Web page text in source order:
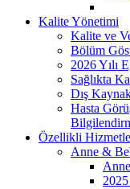
Kalite Yönetimi
Kalite ve
Bölüm
2026 Yılı
Sağlıkta
Dış
Hasta
Özellikli
Anne &